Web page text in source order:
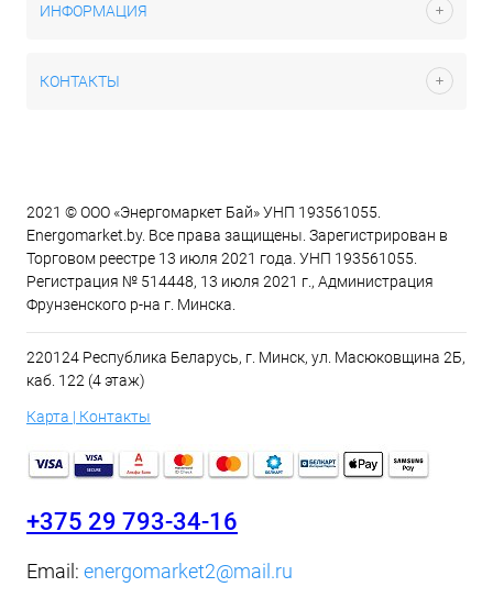
ИНФОРМАЦИЯ
КОНТАКТЫ
2021 © ООО «Энергомаркет Бай» УНП 193561055.
Energomarket.by. Все права защищены. Зарегистрирован в
Торговом реестре 13 июля 2021 года. УНП 193561055.
Регистрация № 514448, 13 июля 2021 г., Администрация
Фрунзенского р-на г. Минска.
220124 Республика Беларусь, г. Минск, ул. Масюковщина 2Б,
каб. 122 (4 этаж)
Карта | Контакты
+375 29 793-34-16
Email: energomarket2@mail.ru